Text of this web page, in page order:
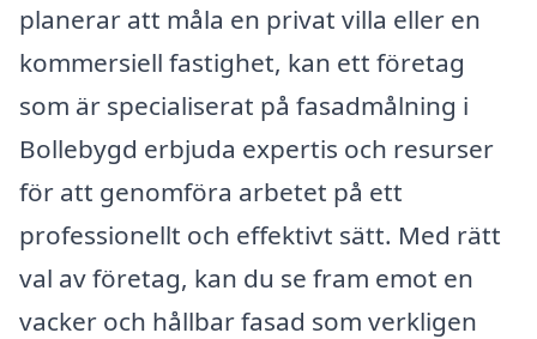
planerar att måla en privat villa eller en
kommersiell fastighet, kan ett företag
som är specialiserat på fasadmålning i
Bollebygd erbjuda expertis och resurser
för att genomföra arbetet på ett
professionellt och effektivt sätt. Med rätt
val av företag, kan du se fram emot en
vacker och hållbar fasad som verkligen